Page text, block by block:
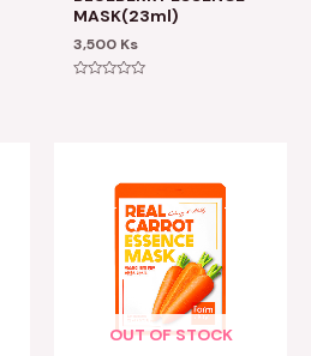
MASK(23ml)
3,500 Ks
OUT OF STOCK